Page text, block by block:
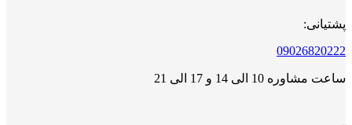
پشتیانی:
09026820222
ساعت مشاوره 10 الی 14 و 17 الی 21